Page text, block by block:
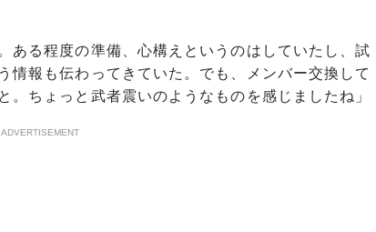
ある程度の準備、心構えというのはしていたし、試
情報も伝わってきていた。でも、メンバー交換して
ちょっと武者震いのようなものを感じましたね」
ADVERTISEMENT